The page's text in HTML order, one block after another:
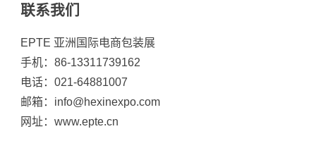
联系我们
EPTE 亚洲国际电商包装展
手机：86-13311739162
电话：021-64881007
邮箱：info@hexinexpo.com
网址：www.epte.cn